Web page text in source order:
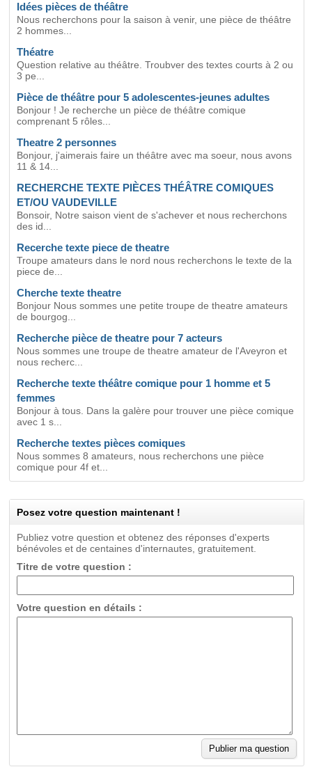
Idées pièces de théâtre
Nous recherchons pour la saison à venir, une pièce de théâtre
2 hommes...
Théatre
Question relative au théâtre. Troubver des textes courts à 2 ou
3 pe...
Pièce de théâtre pour 5 adolescentes-jeunes adultes
Bonjour ! Je recherche un pièce de théâtre comique
comprenant 5 rôles...
Theatre 2 personnes
Bonjour, j'aimerais faire un théâtre avec ma soeur, nous avons
11 & 14...
RECHERCHE TEXTE PIÈCES THÉÂTRE COMIQUES
ET/OU VAUDEVILLE
Bonsoir, Notre saison vient de s'achever et nous recherchons
des id...
Recerche texte piece de theatre
Troupe amateurs dans le nord nous recherchons le texte de la
piece de...
Cherche texte theatre
Bonjour Nous sommes une petite troupe de theatre amateurs
de bourgog...
Recherche pièce de theatre pour 7 acteurs
Nous sommes une troupe de theatre amateur de l'Aveyron et
nous recherc...
Recherche texte théâtre comique pour 1 homme et 5
femmes
Bonjour à tous. Dans la galère pour trouver une pièce comique
avec 1 s...
Recherche textes pièces comiques
Nous sommes 8 amateurs, nous recherchons une pièce
comique pour 4f et...
Posez votre question maintenant !
Publiez votre question et obtenez des réponses d'experts
bénévoles et de centaines d'internautes, gratuitement.
Titre de votre question :
Votre question en détails :